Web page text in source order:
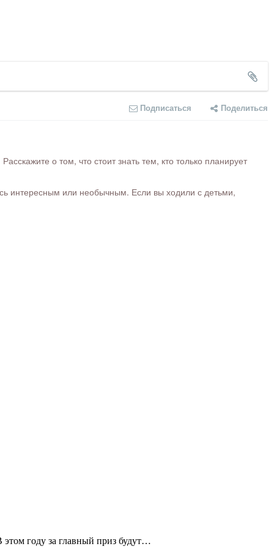
Подписаться Поделиться
о том, что стоит знать тем, кто только планирует
интересным или необычным. Если вы ходили с детьми,
году за главный приз будут…